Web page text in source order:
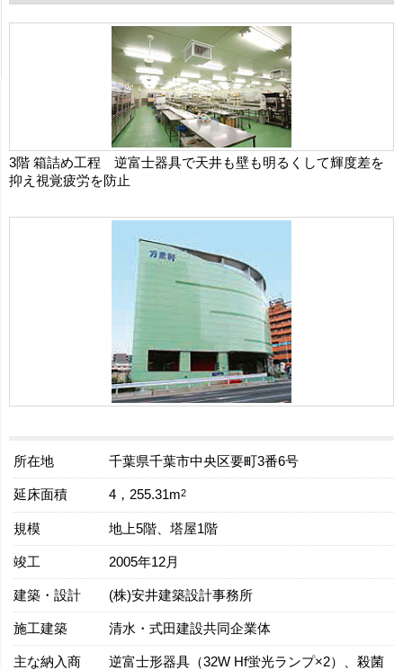
3階 箱詰め工程 逆富士器具で天井も壁も明るくして輝度差を
抑え視覚疲労を防止
所在地 千葉県千葉市中央区要町3番6号
延床面積 4，255.31m2
規模 地上5階、塔屋1階
竣工 2005年12月
建築・設計 (株)安井建築設計事務所
施工建築 清水・式田建設共同企業体
主な納入商
逆富士形器具（32W Hf蛍光ランプ×2）、殺菌